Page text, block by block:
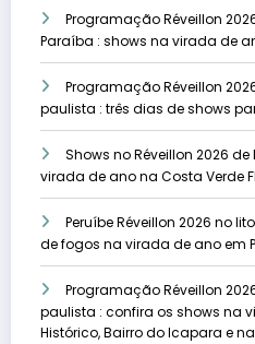
Programação Réveillon
Paraíba : shows na virada de
Programação Réveillon
paulista : três dias de shows
Shows no Réveillon 2026
virada de ano na Costa Verde
Peruíbe Réveillon 2026 no
de fogos na virada de ano em
Programação Réveillon
paulista : confira os shows na
Histórico, Bairro do Icapara e